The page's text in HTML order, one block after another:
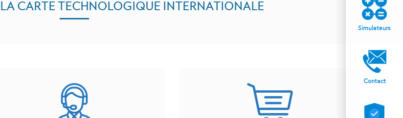
LA CARTE TECHNOLOGIQUE INTERNATIONALE
Simulateurs
Contact